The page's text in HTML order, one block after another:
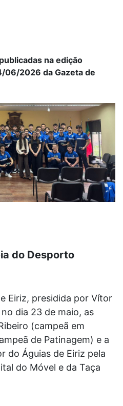
na edição
06/2026 da Gazeta de
do Desporto
Eiriz, presidida por Vítor
dia 23 de maio, as
(campeã em
de Patinagem) e a
do Águias de Eiriz pela
do Móvel e da Taça